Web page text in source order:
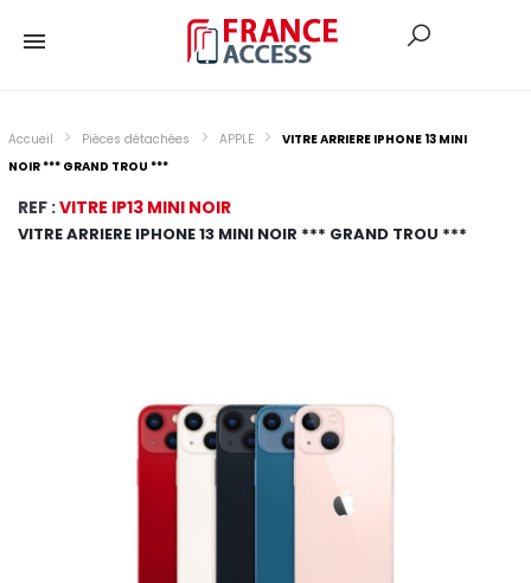
Accueil Pièces détachées APPLE
VITRE ARRIERE IPHONE 13 MINI
NOIR *** GRAND TROU ***
REF :VITRE IP13 MINI NOIR
VITRE ARRIERE IPHONE 13 MINI NOIR *** GRAND TROU ***